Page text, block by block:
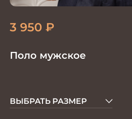
Поло мужское
3 950 ₽
ВЫБРАТЬ РАЗМЕР